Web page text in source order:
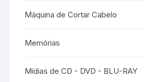
Máquina de Cortar Cabelo
Memórias
Mídias de CD - DVD - BLU-RAY